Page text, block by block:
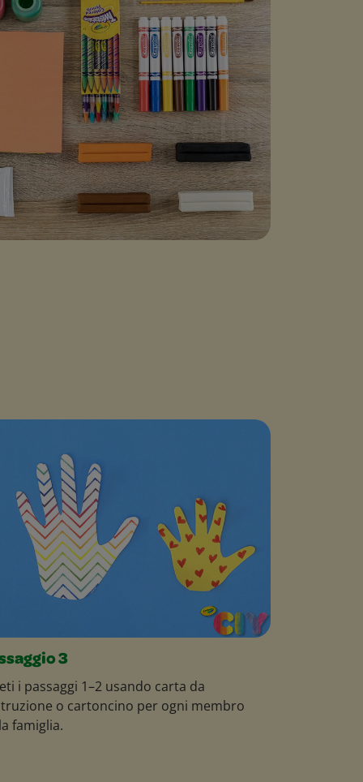
3
i passaggi 1–2 usando carta da
o cartoncino per ogni membro
famiglia.